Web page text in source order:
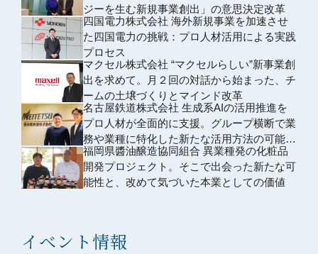
ジーを生む新規事業創出」の意思決定改革
四国電力株式会社 海外新規事業を加速させ
た四国電力の挑戦：プロ人材活用による実践
プロセス
マクセル株式会社 “マクセルらしい”新事業創
出を求めて。月２回の対話から始まった、チ
ームの土壌づくりとマインド改革
名古屋鉄道株式会社 生成系AIの活用推進を
プロ人材が全面的に支援。グループ横断で業
務や業種に特化した新たな活用方法の可能性
を模索し、更なる業務効率化を目指した。
福岡県醬油醸造協同組合 異業種発の化粧品
開発プロジェクト。そこで出会った新たな可
能性と、改めて気づいた本業としての価値
イベント情報